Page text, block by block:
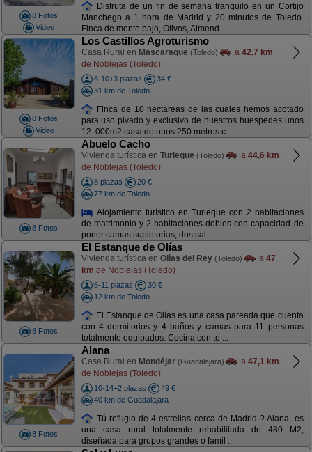
8 Fotos
Video
Disfruta de un fin de semana tranquilo en un Cortijo
Manchego a 1 hora de Madrid y 20 minutos de Toledo.
Finca de monte bajo, Olivos, Almend ...
8 Fotos
Video
Los Castillos Agroturismo
Casa Rural en Mascaraque (Toledo) a 42,7 km
de Noblejas (Toledo)
6-10+3 plazas
34 €
31 km de Toledo
Finca de 10 hectareas de las cuales hemos acotado
para uso pivado y exclusivo de nuestros huespedes unos
12. 000m2 casa de unos 250 metros c ...
8 Fotos
Abuelo Cacho
Vivienda turística en Turleque (Toledo) a 44,6 km
de Noblejas (Toledo)
8 plazas
20 €
77 km de Toledo
Alojamiento turístico en Turleque con 2 habitaciones
de matrimonio y 2 habitaciones dobles con capacidad de
poner camas supletorias, dos sal ...
8 Fotos
El Estanque de Olías
Vivienda turística en Olías del Rey (Toledo) a 47
km de Noblejas (Toledo)
6-11 plazas
30 €
12 km de Toledo
El Estanque de Olías es una casa pareada que cuenta
con 4 dormitorios y 4 baños y camas para 11 personas
totalmente equipados. Cocina con to ...
8 Fotos
Alana
Casa Rural en Mondéjar (Guadalajara) a 47,1 km
de Noblejas (Toledo)
10-14+2 plazas
49 €
40 km de Guadalajara
Tú refugio de 4 estrellas cerca de Madrid ? Alana, es
una casa rural totalmente rehabilitada de 480 M2,
diseñada para grupos grandes o famil ...